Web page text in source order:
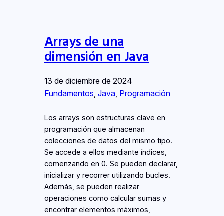
Arrays de una
dimensión en Java
13 de diciembre de 2024
Fundamentos, Java, Programación
Los arrays son estructuras clave en
programación que almacenan
colecciones de datos del mismo tipo.
Se accede a ellos mediante índices,
comenzando en 0. Se pueden declarar,
inicializar y recorrer utilizando bucles.
Además, se pueden realizar
operaciones como calcular sumas y
encontrar elementos máximos,